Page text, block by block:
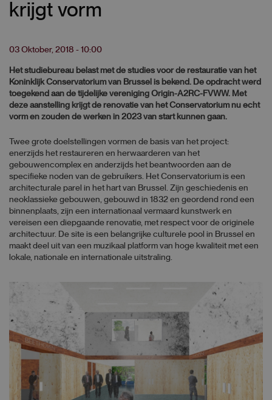
krijgt vorm
03 Oktober, 2018 - 10:00
Het studiebureau belast met de studies voor de restauratie van het
Koninklijk Conservatorium van Brussel is bekend. De opdracht werd
toegekend aan de tijdelijke vereniging Origin-A2RC-FVWW. Met
deze aanstelling krijgt de renovatie van het Conservatorium nu echt
vorm en zouden de werken in 2023 van start kunnen gaan.
Twee grote doelstellingen vormen de basis van het project:
enerzijds het restaureren en herwaarderen van het
gebouwencomplex en anderzijds het beantwoorden aan de
specifieke noden van de gebruikers. Het Conservatorium is een
architecturale parel in het hart van Brussel. Zijn geschiedenis en
neoklassieke gebouwen, gebouwd in 1832 en geordend rond een
binnenplaats, zijn een internationaal vermaard kunstwerk en
vereisen een diepgaande renovatie, met respect voor de originele
architectuur. De site is een belangrijke culturele pool in Brussel en
maakt deel uit van een muzikaal platform van hoge kwaliteit met een
lokale, nationale en internationale uitstraling.